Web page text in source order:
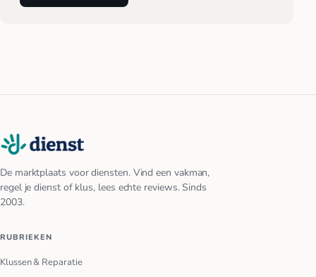
De marktplaats voor diensten. Vind een vakman,
regel je dienst of klus, lees echte reviews. Sinds
2003.
RUBRIEKEN
Klussen & Reparatie